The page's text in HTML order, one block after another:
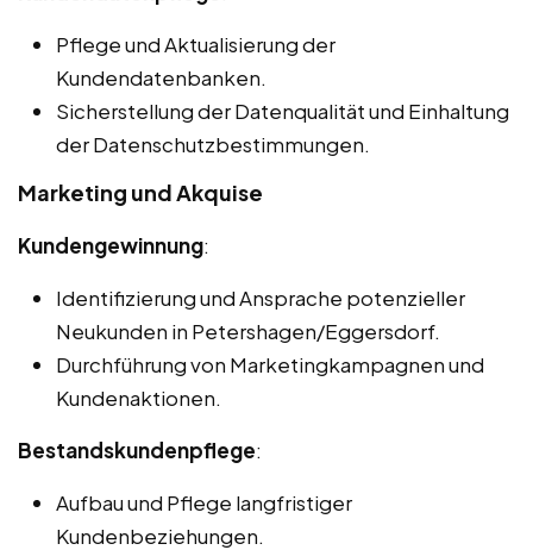
Pflege und Aktualisierung der
Kundendatenbanken.
Sicherstellung der Datenqualität und Einhaltung
der Datenschutzbestimmungen.
Marketing und Akquise
Kundengewinnung:
Identifizierung und Ansprache potenzieller
Neukunden in Petershagen/Eggersdorf.
Durchführung von Marketingkampagnen und
Kundenaktionen.
Bestandskundenpflege:
Aufbau und Pflege langfristiger
Kundenbeziehungen.